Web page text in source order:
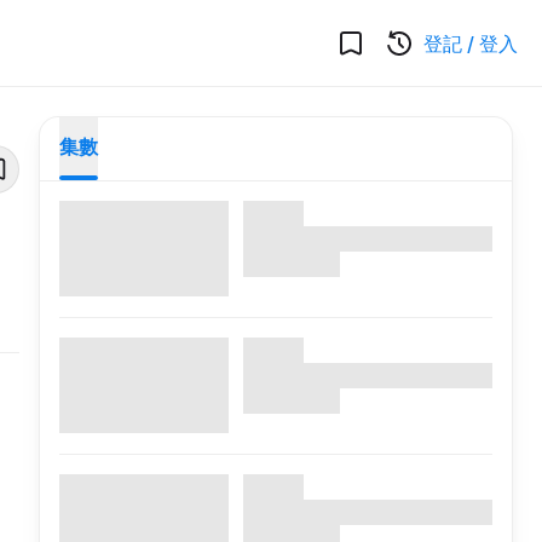
登記 / 登入
集數